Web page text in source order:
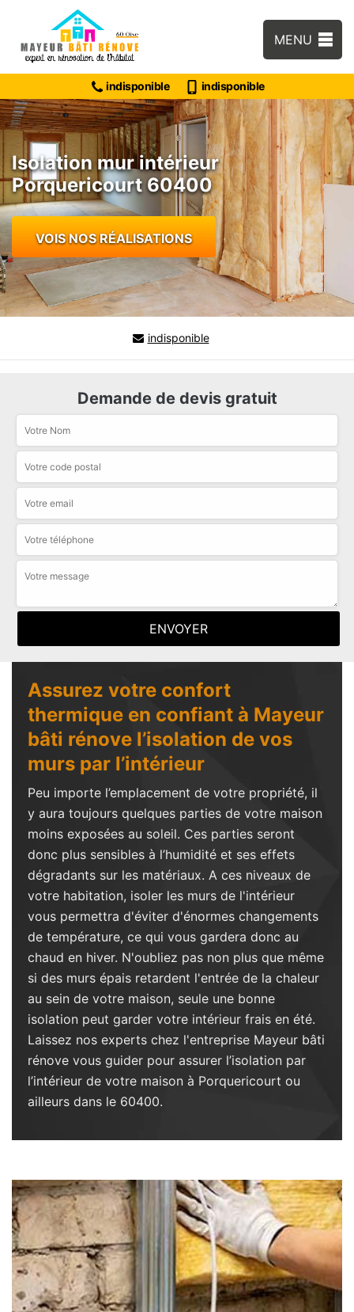
MENU
indisponible indisponible
Isolation mur intérieur
Porquericourt 60400
VOIS NOS RÉALISATIONS
indisponible
Demande de devis gratuit
Assurez votre confort
thermique en confiant à Mayeur
bâti rénove l’isolation de vos
murs par l’intérieur
Peu importe l’emplacement de votre propriété, il
y aura toujours quelques parties de votre maison
moins exposées au soleil. Ces parties seront
donc plus sensibles à l’humidité et ses effets
dégradants sur les matériaux. A ces niveaux de
votre habitation, isoler les murs de l'intérieur
vous permettra d'éviter d'énormes changements
de température, ce qui vous gardera donc au
chaud en hiver. N'oubliez pas non plus que même
si des murs épais retardent l'entrée de la chaleur
au sein de votre maison, seule une bonne
isolation peut garder votre intérieur frais en été.
Laissez nos experts chez l'entreprise Mayeur bâti
rénove vous guider pour assurer l’isolation par
l’intérieur de votre maison à Porquericourt ou
ailleurs dans le 60400.